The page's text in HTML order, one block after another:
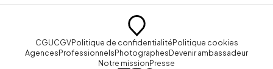
CGUCGVPolitique de confidentialitéPolitique cookies
AgencesProfessionnelsPhotographesDevenir ambassadeur
Notre missionPresse